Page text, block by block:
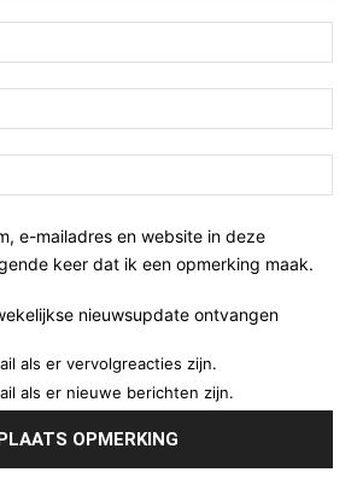
e-mailadres en website in deze
keer dat ik een opmerking maak.
nieuwsupdate ontvangen
als er vervolgreacties zijn.
als er nieuwe berichten zijn.